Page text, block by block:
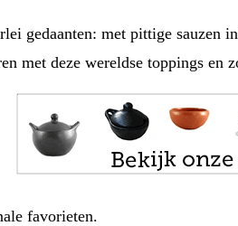
gedaanten: met pittige
met deze wereldse toppings en
favorieten.